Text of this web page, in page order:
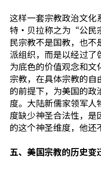
这样一套宗教政治文化
特•贝拉称之为“公民
民宗教不是国教，也
派组织，而是以经过了
为底色的价值观念和
宗教，在具体宗教的
的前提下，为美国的
度。大陆新儒家领军人
度缺少神圣合法性，是
的这个神圣维度，他还
五、美国宗教的历史变